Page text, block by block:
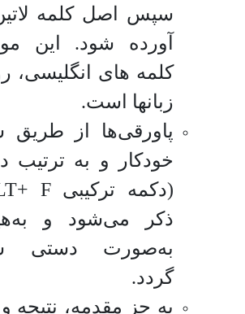
سپس اصل کلمه
آورده شود. این
کلمه های انگلیسی،
زبان­ها است.
پاورقی‌ها از طریق
خودکار و به
ذکر می‌شود و
به‌صورت دستی
گردد.
به جز مقدمه، نتیجه و